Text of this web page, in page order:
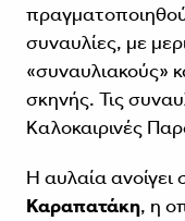
συναυλίες, με
«συναυλιακούς»
σκηνής. Τις
Καλοκαιρινές
Η αυλαία ανοίγει
Καραπατάκη, η